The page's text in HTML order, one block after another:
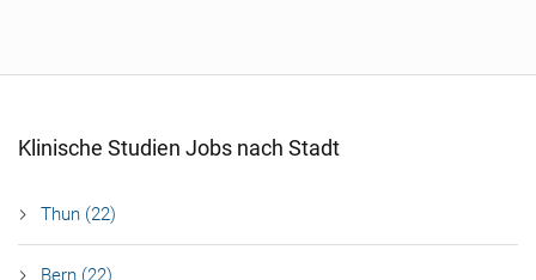
Klinische Studien Jobs nach Stadt
Thun (22)
Bern (22)